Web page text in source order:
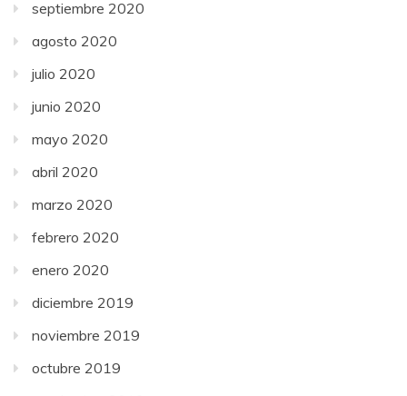
septiembre 2020
agosto 2020
julio 2020
junio 2020
mayo 2020
abril 2020
marzo 2020
febrero 2020
enero 2020
diciembre 2019
noviembre 2019
octubre 2019